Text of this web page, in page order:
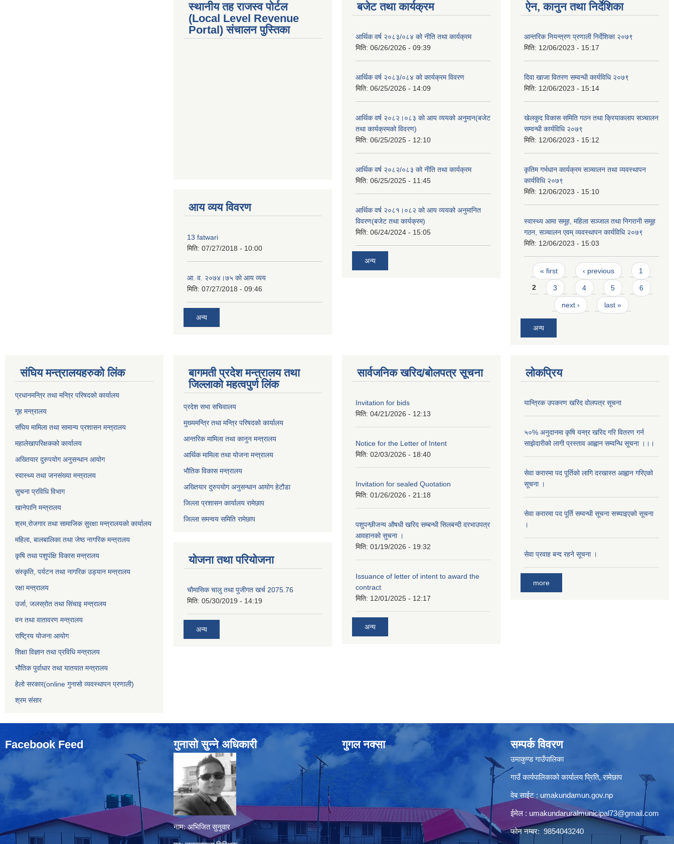
स्थानीय तह राजस्व पोर्टल
(Local Level Revenue
Portal) संचालन पुस्तिका
आय व्यय विवरण
13 fatwari
मिति: 07/27/2018 - 10:00
आ‍. व. २०७४।७५ काे आय व्यय
मिति: 07/27/2018 - 09:46
अन्य
बजेट तथा कार्यक्रम
आर्थिक वर्ष २०८३/०८४ को नीति तथा कार्यक्रम
मिति: 06/26/2026 - 09:39
आर्थिक वर्ष २०८३/०८४ को कार्यक्रम विवरण
मिति: 06/25/2026 - 14:09
आर्थिक वर्ष २०८२।०८३ को आय व्ययको अनुमान(बजेट
तथा कार्यक्रमको विवरण)
मिति: 06/25/2025 - 12:10
आर्थिक वर्ष २०८२/०८३ को नीति तथा कार्यक्रम
मिति: 06/25/2025 - 11:45
आर्थिक वर्ष २०८१।०८२ को आय व्ययको अनुमानित
विवरण(बजेट तथा कार्यक्रम)
मिति: 06/24/2024 - 15:05
अन्य
ऐन, कानुन तथा निर्देशिका
आन्तरिक नियन्त्रण प्रणाली निर्देशिका २०७९
मिति: 12/06/2023 - 15:17
दिवा खाजा वितरण सम्वन्धी कार्यविधि २०७९
मिति: 12/06/2023 - 15:14
खेलकुद विकास समिति गठन तथा क्रियाकलाप सञ्चालन
सम्वन्धी कार्यविधि २०७९
मिति: 12/06/2023 - 15:12
कृतिम गर्भधान कार्यक्रम सञ्चालन तथा व्यवस्थापन
कार्यविधि २०७९
मिति: 12/06/2023 - 15:10
स्वास्थ्य आमा समूह, महिला सञ्जाल तथा निगरानी समूह
गठन, सञ्चालन एवम् व्यवस्थापन कार्यविधि २०७९
मिति: 12/06/2023 - 15:03
Pages
« first ‹ previous 1
2 3 4 5 6
next › last »
अन्य
संघिय मन्त्र‍ालयहरुको लिंक
प्रधानमन्त्रि तथा मन्त्रि परिषदको कार्यालय
गृह मन्त्रालय
संघिय मामिला तथा सामान्य प्रशासन मन्त्रालय
महालेखापरिक्षकको कार्यालय
अख्तियार दुरुपयोग अनुसन्धान आयोग
स्वास्थ्य तथा जनसंख्या मन्त्रालय
सुचना प्रविधि विभाग
खानेपानि मन्त्रालय
श्रम,रोजगार तथा सामाजिक सुरक्षा मन्त्रालयको कार्यालय
महिला, बालबालिका तथा जेष्ठ नागरिक मन्त्रालय
कृषि तथा पशुपंक्षि विकास मन्त्रालय
संस्कृति, पर्यटन तथा नागरिक उड्‍यान मन्त्रालय
रक्षा मन्त्रालय
उर्जा, जलस्रोत तथा सिंचाइ मन्त्रालय
वन तथा वातावरण मन्त्रालय
राष्ट्रिय योजना आयोग
शिक्षा विज्ञान तथा प्रविधि मन्त्रालय
भौतिक पुर्वाधार तथा यातयात मन्त्रालय
हेलो सरकार(online गुनासो व्यवस्थापन प्रणाली)
श्रम संसार
बागमती प्रदेश मन्त्रालय तथा
जिल्लाको महत्वपुर्ण लिंक
प्रदेश सभा सचिवालय
मुख्यमन्त्रि तथा मन्त्रि परिषदको कार्यालय
आन्तरिक मामिला तथा कानुन मन्त्रालय
आर्थिक मामिला तथा योजना मन्त्रालय
भौतिक विकास मन्त्रालय
अख्तियार दुरुपयोग अनुसन्धान आयोग हेटौडा
जिल्ला प्रशासन कार्यालय रामेछाप
जिल्ला समन्वय समिति रामेछाप
योजना तथा परियोजना
चाैमासिक चालु तथा पुजीगत खर्च 2075.76
मिति: 05/30/2019 - 14:19
अन्य
सार्वजनिक खरिद/बोलपत्र सूचना
Invitation for bids
मिति: 04/21/2026 - 12:13
Notice for the Letter of Intent
मिति: 02/03/2026 - 18:40
Invitation for sealed Quotation
मिति: 01/26/2026 - 21:18
पशुपन्छीजन्य औषधी खरिद सम्बन्धी सिलबन्दी दरभाउपत्र
आवहानको सुचना ।
मिति: 01/19/2026 - 19:32
Issuance of letter of intent to award the
contract
मिति: 12/01/2025 - 12:17
अन्य
लोकप्रिय
यान्त्रिक उपकरण खरिद वोलपत्र सूचना
५०% अनुदानमा कृषि यन्त्र खरिद गरि वितरण गर्न
साझेदारीको लागी प्रस्ताव आह्वान सम्वन्धि सूचना ।।।
सेवा करारमा पद पूर्तिको लागि दरखास्त आह्वान गरिएको
सूचना ।
सेवा करारमा पद पूर्ति सम्वन्धी सूचना सच्याइएको सूचना
।
सेवा प्रवाह बन्द रहने सूचना ।
more
Facebook Feed गुनासो सुन्‍ने अधिकारी
नाम: अभिजित सुनुवार
गुगल नक्सा सम्पर्क विवरण
उमाकुण्ड गाउँपालिका
गाउँ कार्यपालिकाको कार्यालय प्रिति, रामेछाप
वेब साईट : umakundamun.gov.np
ईमेल : umakundaruralmunicipal73@gmail.com
फोन नम्बर: 9854043240